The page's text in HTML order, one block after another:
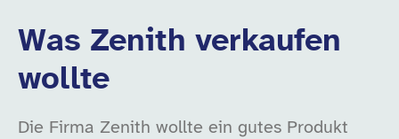
Was Zenith verkaufen
wollte
Die Firma Zenith wollte ein gutes Produkt